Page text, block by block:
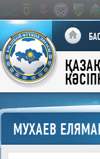
МУХАЕВ